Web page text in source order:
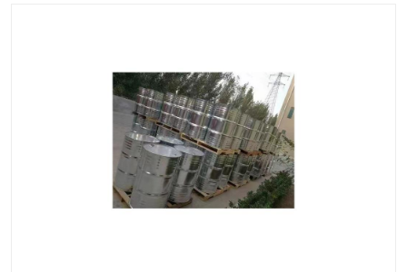
回收废清洗剂 上门回收废清洗剂